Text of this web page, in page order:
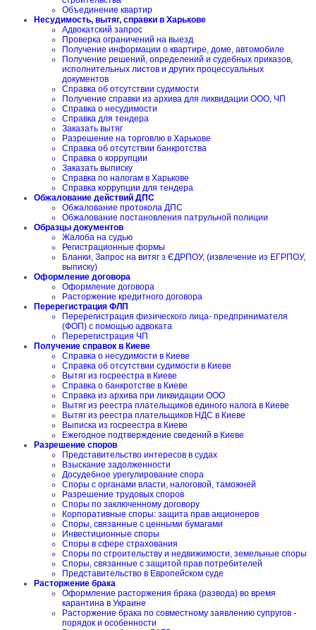
Объединение квартир
Несудимость, вытяг, справки в Харькове
Адвокатский запрос
Проверка ограничений на выезд
Получение информации о квартире, доме, автомобиле
Получение решений, определений и судебных приказов,
исполнительных листов и других процессуальных
документов
Справка об отсутствии судимости
Получение справки из архива для ликвидации ООО, ЧП
Справка о несудимости
Справка для тендера
Заказать вытяг
Разрешение на торговлю в Харькове
Справка об отсутствии банкротства
Справка о коррупции
Заказать выписку
Справка по налогам в Харькове
Справка коррупции для тендера
Обжалование действий ДПС
Обжалование протокола ДПС
Обжалование постановления патрульной полиции
Образцы документов
Жалоба на судью
Регистрационные формы
Бланки, Запрос на витяг з ЄДРПОУ, (извлечение из ЕГРПОУ,
выписку)
Оформление договора
Оформление договора
Расторжение кредитного договора
Перерегистрация ФЛП
Перерегистрация физического лица- предпринимателя
(ФОП) с помощью адвоката
Перерегистрация ЧП
Получение справок в Киеве
Справка о несудимости в Киеве
Справка об отсутствии судимости в Киеве
Вытяг из госреестра в Киеве
Справка о банкротстве в Киеве
Справка из архива при ликвидации ООО
Вытяг из реестра плательщиков единого налога в Киеве
Вытяг из реестра плательщиков НДС в Киеве
Выписка из госреестра в Киеве
Ежегодное подтверждение сведений в Киеве
Разрешение споров
Представительство интересов в судах
Взыскание задолженности
Досудебное урегулирование спора
Споры с органами власти, налоговой, таможней
Разрешение трудовых споров
Споры по заключенному договору
Корпоративные споры: защита прав акционеров
Споры, связанные с ценными бумагами
Инвестиционные споры
Споры в сфере страхования
Споры по строительству и недвижимости, земельные споры
Споры, связанные с защитой прав потребителей
Представительство в Европейском суде
Расторжение брака
Оформление расторжения брака (развода) во время
карантина в Украине
Расторжение брака по совместному заявлению супругов -
порядок и особенности